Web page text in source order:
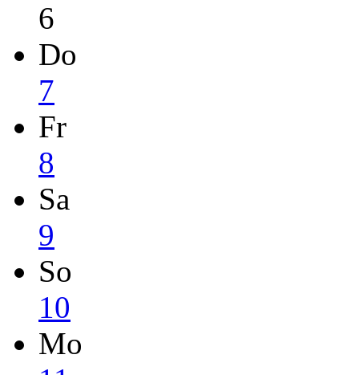
6
Do
7
Fr
8
Sa
9
So
10
Mo